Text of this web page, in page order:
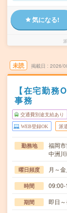
気になる!
未読 掲載日 2026/
【在宅勤務
事務
交通費別途支給あり
WEB登録OK 派
勤務地
福岡
中洲
曜日頻度 月～
時間 09:00-
期間 即日